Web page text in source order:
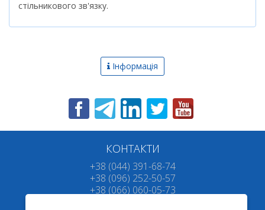
стільникового зв'язку.
Інформація
Про компанію
Статті
Гарантія
Проекти
КОНТАКТИ
+38 (044) 391-68-74
+38 (096) 252-50-57
+38 (066) 060-05-73